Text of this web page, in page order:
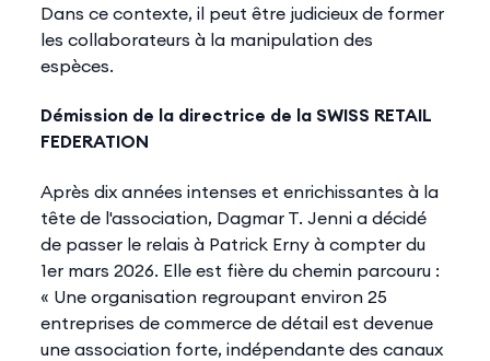
Dans ce contexte, il peut être judicieux de former
les collaborateurs à la manipulation des
espèces.
Démission de la directrice de la SWISS RETAIL
FEDERATION
Après dix années intenses et enrichissantes à la
tête de l'association, Dagmar T. Jenni a décidé
de passer le relais à Patrick Erny à compter du
1er mars 2026. Elle est fière du chemin parcouru :
« Une organisation regroupant environ 25
entreprises de commerce de détail est devenue
une association forte, indépendante des canaux